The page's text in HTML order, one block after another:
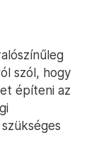
szól, hogy
építeni az